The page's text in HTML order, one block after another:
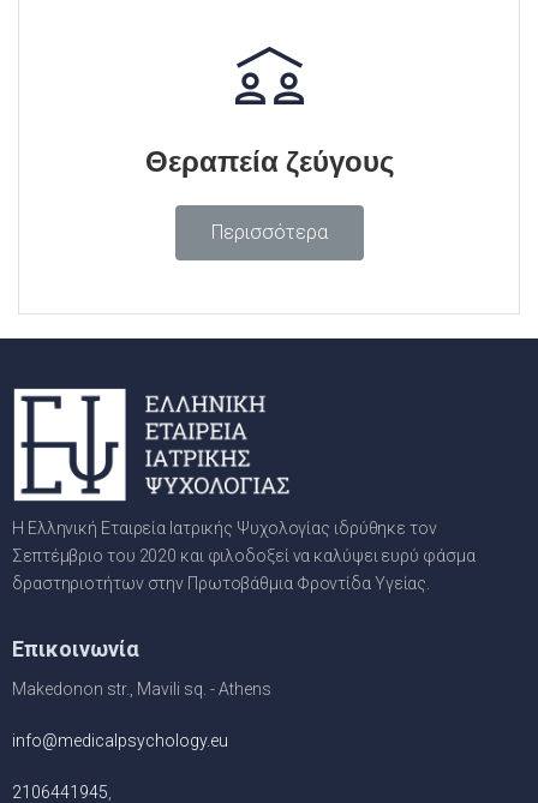
Θεραπεία ζεύγους
Περισσότερα
Η Ελληνική Εταιρεία Ιατρικής Ψυχολογίας ιδρύθηκε τον
Σεπτέμβριο του 2020 και φιλοδοξεί να καλύψει ευρύ φάσμα
δραστηριοτήτων στην Πρωτοβάθμια Φροντίδα Υγείας.
Επικοινωνία
Makedonon str., Mavili sq. - Athens
info@medicalpsychology.eu
2106441945